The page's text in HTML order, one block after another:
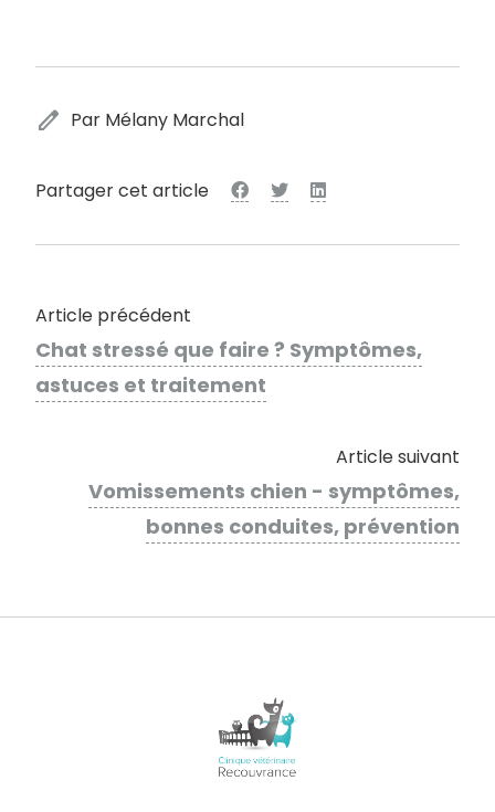
edit Par Mélany Marchal
Partager cet article
Article précédent
Chat stressé que faire ? Symptômes,
astuces et traitement
Article suivant
Vomissements chien - symptômes,
bonnes conduites, prévention